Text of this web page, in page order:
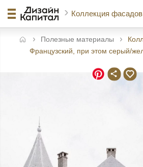
Коллекция фасадов
Полезные материалы
Французский, при этом серый/